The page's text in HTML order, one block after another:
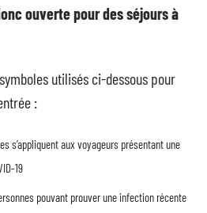
ouverte pour des séjours à
utilisés ci-dessous pour
:
s’appliquent aux voyageurs présentant une
19
pouvant prouver une infection récente